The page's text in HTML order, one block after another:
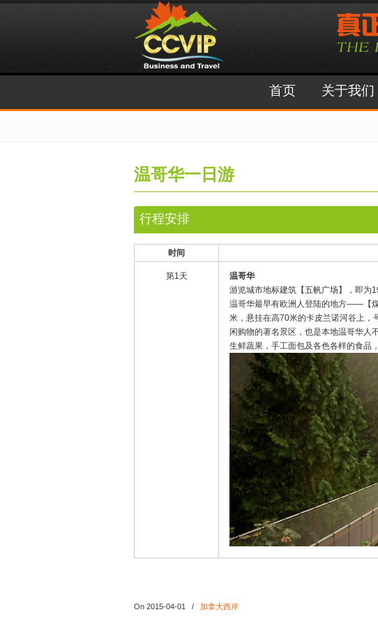
首页 关于我们
温哥华一日游
行程安排
时间
第1天
温哥华
游览城市地标建筑【五帆广场】，即为
温哥华最早有欧洲人登陆的地方——【
米，悬挂在高70米的卡皮兰诺河谷上，
闲购物的著名景区，也是本地温哥华人
生鲜蔬果，手工面包及各色各样的食品
On 2015-04-01 / 加拿大西岸